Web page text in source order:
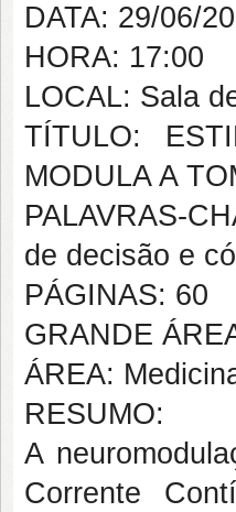
DATA: 29/06/
HORA: 17:00
LOCAL: Sala
TÍTULO:
MODULA A
PALAVRAS-
de decisão e
PÁGINAS: 60
GRANDE
ÁREA:
RESUMO:
A
Corrente